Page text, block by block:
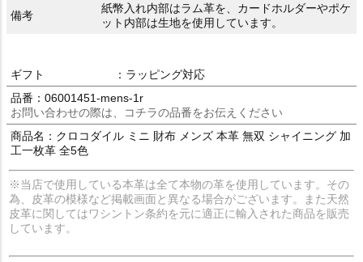
備考
紙幣入れ内部はラム革を、カードホルダーやポケ
ット内部は生地を使用しています。
ギフト
：ラッピング対応
品番：06001451-mens-1r
お問い合わせの際は、コチラの品番をお伝えください
商品名：クロコダイル ミニ 財布 メンズ 本革 無双 シャイニング 加
工一枚革 全5色
※当店で使用している本革は全て本物の革を使用しています。その
為、皮革の模様など掲載画面と異なる場合がございます。また天然
皮革に関してはワシントン条約を元に適正に輸入された商品を販売
しています。